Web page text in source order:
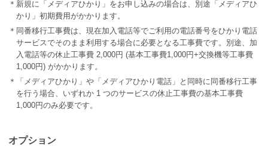
＊新規に「メディアひかり」をお申し込みの場合は、別途「メディアひ
かり」初期費用がかかります。
＊同番移行工事費は、現在加入電話等でご利用の電話番号をひかり電話
サービスでそのまま利用する場合に必要となる工事費です。 別途、加
入電話等の休止工事費 2,000円 (基本工事費1,000円+交換機等工事費
1,000円) がかかります。
＊「メディアひかり」や「メディアひかり電話」と同時に同番移行工事
を行う場合、いずれか 1 つのサービスの休止工事費の基本工事費
1,000円のみ必要です。
オプション